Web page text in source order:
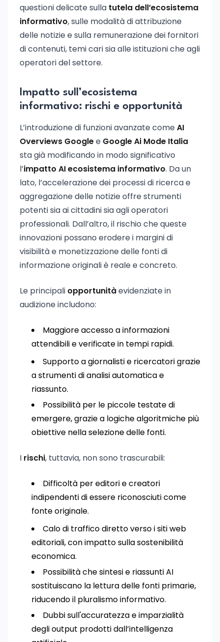
questioni delicate sulla tutela dell’ecosistema
informativo, sulle modalità di attribuzione
delle notizie e sulla remunerazione dei fornitori
di contenuti, temi cari sia alle istituzioni che agli
operatori del settore.
Impatto sull’ecosistema
informativo: rischi e opportunità
L’introduzione di funzioni avanzate comeAI
Overviews Googlee Google Ai Mode Italia
sta già modificando in modo significativo
l’impatto AI ecosistema informativo. Da un
lato, l’accelerazione dei processi di ricerca e
aggregazione delle notizie offre strumenti
potenti sia ai cittadini sia agli operatori
professionali. Dall’altro, il rischio che queste
innovazioni possano erodere i margini di
visibilità e monetizzazione delle fonti di
informazione originali è reale e concreto.
Le principali opportunitàevidenziate in
audizione includono:
Maggiore accesso a informazioni
attendibili e verificate in tempi rapidi.
Supporto a giornalisti e ricercatori grazie
a strumenti di analisi automatica e
riassunto.
Possibilità per le piccole testate di
emergere, grazie a logiche algoritmiche più
obiettive nella selezione delle fonti.
I rischi, tuttavia, non sono trascurabili:
Difficoltà per editori e creatori
indipendenti di essere riconosciuti come
fonte originale.
Calo di traffico diretto verso i siti web
editoriali, con impatto sulla sostenibilità
economica.
Possibilità che sintesi e riassunti AI
sostituiscano la lettura delle fonti primarie,
riducendo il pluralismo informativo.
Dubbi sull'accuratezza e imparzialità
degli output prodotti dall’intelligenza